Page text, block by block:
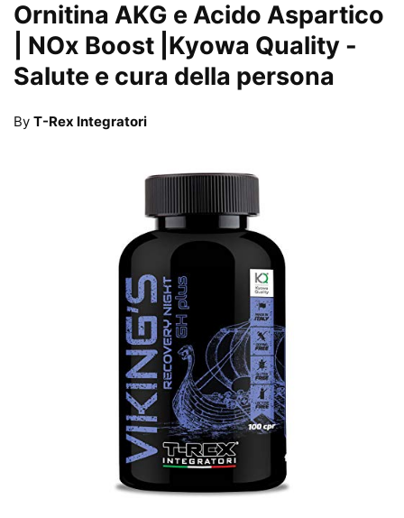
Ornitina AKG e Acido Aspartico
| NOx Boost |Kyowa Quality -
Salute e cura della persona
By T-Rex Integratori